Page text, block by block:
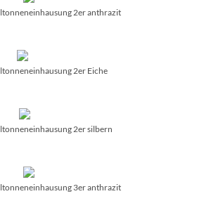
2er anthrazit
2er Eiche
2er silbern
3er anthrazit